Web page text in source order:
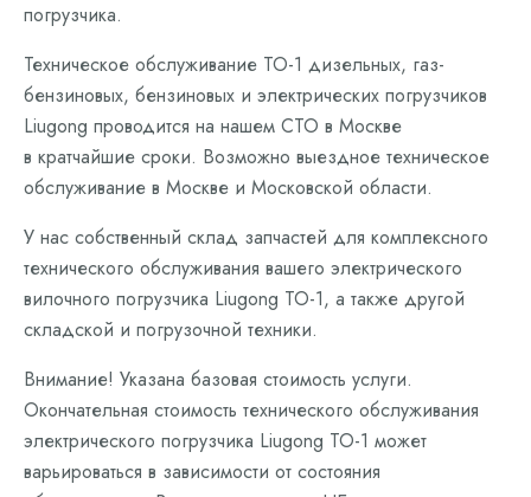
погрузчика.
Техническое обслуживание ТО-1 дизельных, газ-
бензиновых, бензиновых и электрических погрузчиков
Liugong проводится на нашем СТО в Москве
в кратчайшие сроки. Возможно выездное техническое
обслуживание в Москве и Московской области.
У нас собственный склад запчастей для комплексного
технического обслуживания вашего электрического
вилочного погрузчика Liugong ТО-1, а также другой
складской и погрузочной техники.
Внимание! Указана базовая стоимость услуги.
Окончательная стоимость технического обслуживания
электрического погрузчика Liugong ТО-1 может
варьироваться в зависимости от состояния